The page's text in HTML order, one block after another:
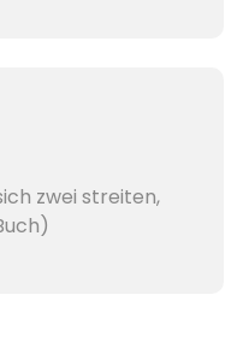
zwei streiten,